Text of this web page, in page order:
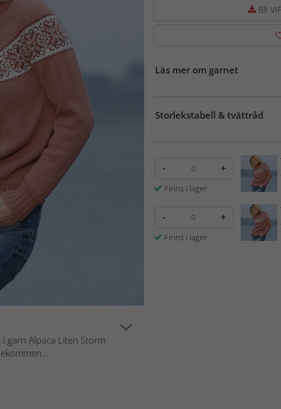
garn Alpaca Liten Storm
Bli
Läs mer om garnet
Storlekstabell & tvättråd
- +
Finns i lager
- +
Finns i lager